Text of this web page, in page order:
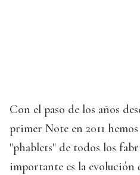
Con el paso de los años
primer Note en 2011
"phablets" de todos los
importante es la